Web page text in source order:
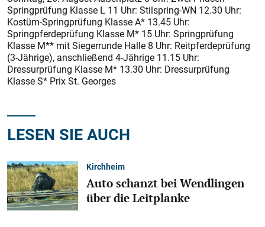
Springprüfung Klasse L 11 Uhr: Stilspring-WN 12.30 Uhr:
Kostüm-Springprüfung Klasse A* 13.45 Uhr:
Springpferdeprüfung Klasse M* 15 Uhr: Springprüfung
Klasse M** mit Siegerrunde Halle 8 Uhr: Reitpferdeprüfung
(3-Jährige), anschließend 4-Jährige 11.15 Uhr:
Dressurprüfung Klasse M* 13.30 Uhr: Dressurprüfung
Klasse S* Prix St. Georges
LESEN SIE AUCH
Kirchheim
Auto schanzt bei Wendlingen
über die Leitplanke